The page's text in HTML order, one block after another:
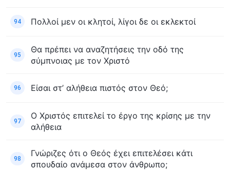
94 Πολλοί μεν οι κλητοί, λίγοι δε οι εκλεκτοί
95
Θα πρέπει να αναζητήσεις την οδό της
σύμπνοιας με τον Χριστό
96 Είσαι στ’ αλήθεια πιστός στον Θεό;
97
Ο Χριστός επιτελεί το έργο της κρίσης με την
αλήθεια
98
Γνώριζες ότι ο Θεός έχει επιτελέσει κάτι
σπουδαίο ανάμεσα στον άνθρωπο;